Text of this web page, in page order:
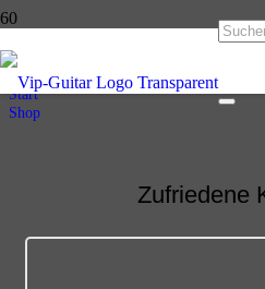
Shop
Start
Shop
Zufriedene